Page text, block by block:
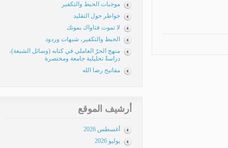
موجبات الحبط والتكفير
خواطر حول التقليد
لا تموت فتاواك بموتك
الحبط والتكفير، شبهات وردود
منهج الحرّ العاملي في كتابه (وسائل الشيعة)،
دراسةٌ تحليلية جامعة ومختصرة
مفاتيح رضا الله
أرشيف الموقع
أغسطس 2026
يوليو 2026